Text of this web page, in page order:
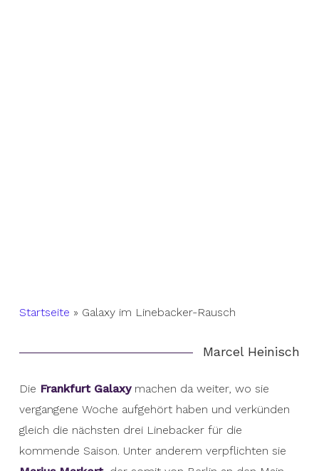
Startseite » Galaxy im Linebacker-Rausch
Marcel Heinisch
Die Frankfurt Galaxymachen da weiter, wo sie
vergangene Woche aufgehört haben und verkünden
gleich die nächsten drei Linebacker für die
kommende Saison. Unter anderem verpflichten sie